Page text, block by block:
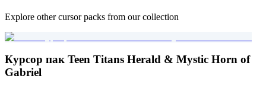
Explore other cursor packs from our collection
Курсор пак Teen Titans Herald & Mystic Horn of
Gabriel